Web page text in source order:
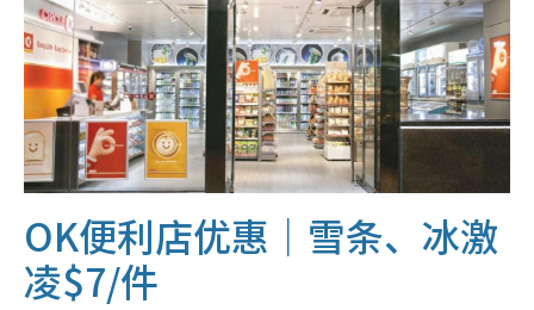
OK便利店优惠 ｜雪条、 冰激
凌$7/件